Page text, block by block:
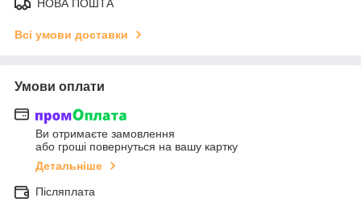
НОВА ПОШТА
Всі умови доставки
Умови оплати
Ви отримаєте замовлення
або гроші повернуться на вашу картку
Детальніше
Післяплата